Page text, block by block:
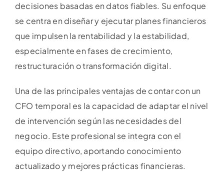
decisiones basadas en datos fiables. Su enfoque
se centra en diseñar y ejecutar planes financieros
que impulsen la rentabilidad y la estabilidad,
especialmente en fases de crecimiento,
restructuración o transformación digital.
Una de las principales ventajas de contar con un
CFO temporal es la capacidad de adaptar el nivel
de intervención según las necesidades del
negocio. Este profesional se integra con el
equipo directivo, aportando conocimiento
actualizado y mejores prácticas financieras.